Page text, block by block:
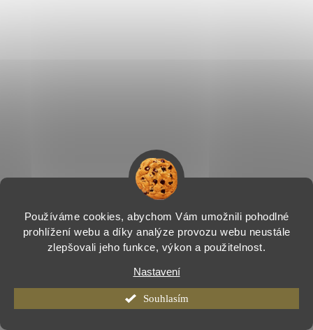
Používáme cookies, abychom Vám umožnili pohodlné
prohlížení webu a díky analýze provozu webu neustále
zlepšovali jeho funkce, výkon a použitelnost.
Nastavení
Souhlasím